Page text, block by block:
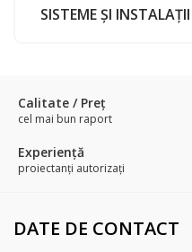
SISTEME ŞI
Calitate / Preţ
cel mai bun raport
Experienţă
proiectanți autorizați
DATE DE CONTACT